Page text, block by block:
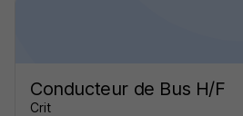
Conducteur de Bus H/F
Crit